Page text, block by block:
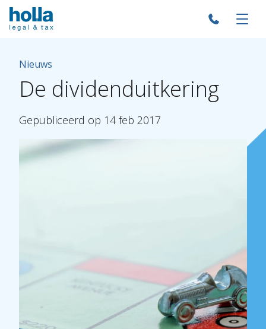
Nieuws
De dividenduitkering
Gepubliceerd op 14 feb 2017